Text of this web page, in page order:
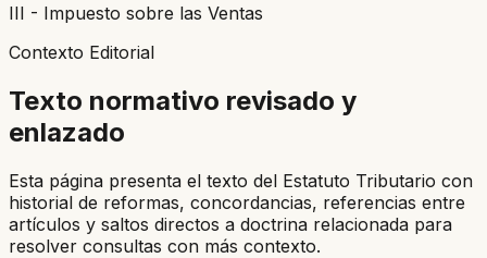
III - Impuesto sobre las Ventas
Contexto Editorial
Texto normativo revisado y
enlazado
Esta página presenta el texto del Estatuto Tributario con
historial de reformas, concordancias, referencias entre
artículos y saltos directos a doctrina relacionada para
resolver consultas con más contexto.